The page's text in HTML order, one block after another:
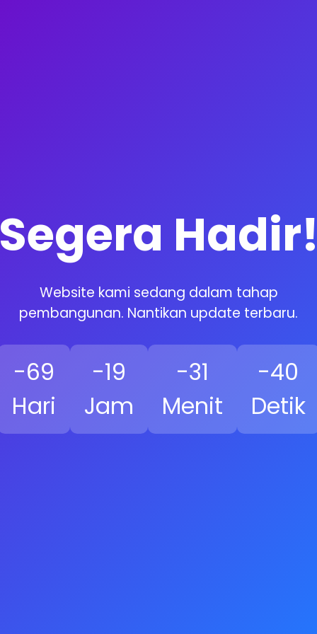
Website kami sedang dalam tahap
pembangunan. Nantikan update terbaru.
-69
Hari
-19
Jam
-31
Menit
-41
Detik